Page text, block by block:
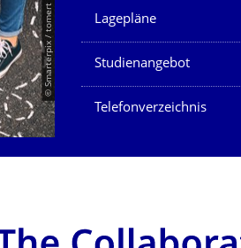
© Smarterpix / tomert Unsere Dienste
Lagepläne
Studienangebot
Telefonverzeichnis